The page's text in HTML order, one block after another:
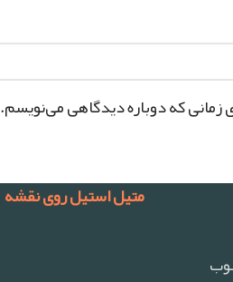
زمانی که دوباره دیدگاهی می‌نویسم.
متیل استیل روی نقشه